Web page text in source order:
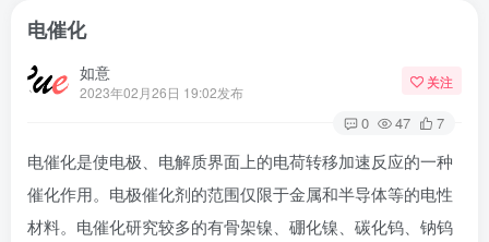
电催化
如意
2023年02月26日 19:02发布
关注
0 47 7
电催化是使电极、电解质界面上的电荷转移加速反应的一种
催化作用。电极催化剂的范围仅限于金属和半导体等的电性
材料。电催化研究较多的有骨架镍、硼化镍、 碳化钨 、钠钨